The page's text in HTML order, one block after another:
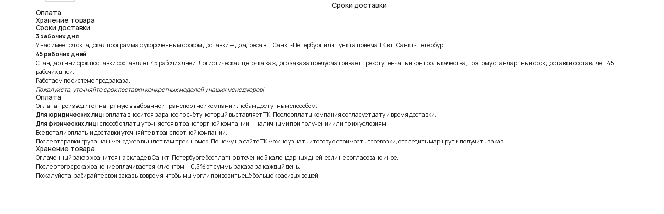
Сроки доставки
Оплата
Хранение товара
Сроки доставки
3 рабочих дня
У нас имеется складская программа с укороченным сроком доставки — до адреса в г. Санкт-Петербург или пункта приёма ТК в г. Санкт-Петербург.
45 рабочих дней
Стандартный срок поставки составляет 45 рабочих дней. Логистическая цепочка каждого заказа предусматривает трёхступенчатый контроль качества, поэтому стандартный срок доставки составляет 45
рабочих дней.
Работаем по системе предзаказа.
Пожалуйста, уточняйте срок поставки конкретных моделей у наших менеджеров!
Оплата
Оплата производится напрямую в выбранной транспортной компании любым доступным способом.
Для юридических лиц:оплата вносится заранее по счёту, который выставляет ТК. После оплаты компания согласует дату и время доставки.
Для физических лиц:способ оплаты уточняется в транспортной компании — наличными при получении или по их условиям.
Все детали оплаты и доставки уточняйте в транспортной компании.
После отправки груза наш менеджер вышлет вам трек-номер. По нему на сайте ТК можно узнать итоговую стоимость перевозки, отследить маршрут и получить заказ.
Хранение товара
Оплаченный заказ хранится на складе в Санкт-Петербурге бесплатно в течение 5 календарных дней, если не согласовано иное.
После этого срока хранение оплачивается клиентом — 0,5% от суммы заказа за каждый день.
Пожалуйста, забирайте свои заказы вовремя, чтобы мы могли привозить ещё больше красивых вещей!